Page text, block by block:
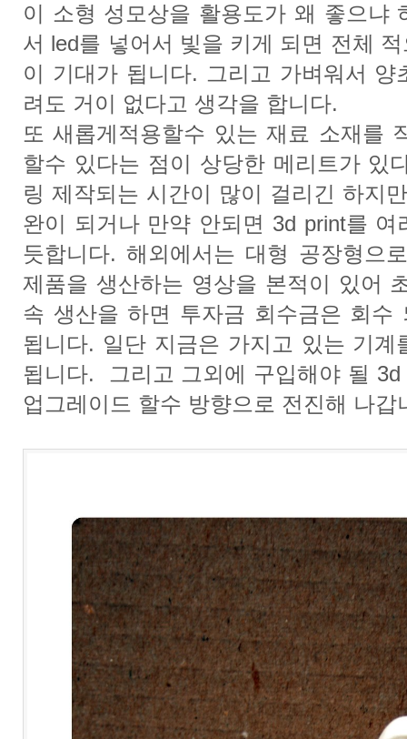
이 소형 성모상을 활용도가 왜 좋으냐
서 led를 넣어서 빛을 키게 되면 전체
이 기대가 됩니다. 그리고 가벼워서
려도 거이 없다고 생각을 합니다.
또 새롭게적용할수 있는 재료 소재를
할수 있다는 점이 상당한 메리트가 있
링 제작되는 시간이 많이 걸리긴 하지
완이 되거나 만약 안되면 3d print를
듯합니다. 해외에서는 대형 공장형으
제품을 생산하는 영상을 본적이 있어
속 생산을 하면 투자금 회수금은 회수
됩니다. 일단 지금은 가지고 있는 기
됩니다. 그리고 그외에 구입해야 될
업그레이드 할수 방향으로 전진해 나갑